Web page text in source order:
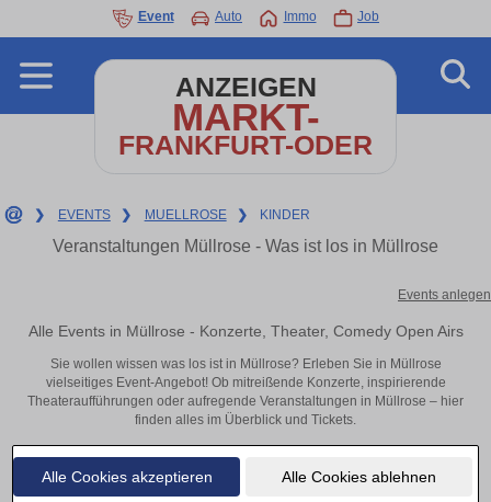
Alle Cookies akzeptieren Alle Cookies ablehnen
Event Auto Immo Job
ANZEIGEN
MARKT-
FRANKFURT-ODER
❯ EVENTS ❯ MUELLROSE ❯ KINDER
Veranstaltungen Müllrose - Was ist los in Müllrose
Events anlegen
Alle Events in Müllrose - Konzerte, Theater, Comedy Open Airs
Sie wollen wissen was los ist in Müllrose? Erleben Sie in Müllrose
vielseitiges Event-Angebot! Ob mitreißende Konzerte, inspirierende
Theateraufführungen oder aufregende Veranstaltungen in Müllrose – hier
finden alles im Überblick und Tickets.